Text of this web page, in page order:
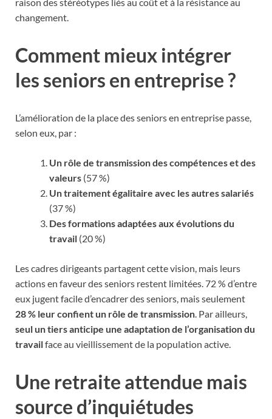
raison des stéréotypes liés au coût et à la résistance au
changement.
Comment mieux intégrer
les seniors en entreprise ?
L’amélioration de la place des seniors en entreprise passe,
selon eux, par :
Un rôle de transmission des compétences et des
valeurs (57 %)
Un traitement égalitaire avec les autres salariés
(37 %)
Des formations adaptées aux évolutions du
travail (20 %)
Les cadres dirigeants partagent cette vision, mais leurs
actions en faveur des seniors restent limitées. 72 % d’entre
eux jugent facile d’encadrer des seniors, mais seulement
28 % leur confient un rôle de transmission. Par ailleurs,
seul un tiers anticipe une adaptation de l’organisation du
travailface au vieillissement de la population active.
Une retraite attendue mais
source d’inquiétudes